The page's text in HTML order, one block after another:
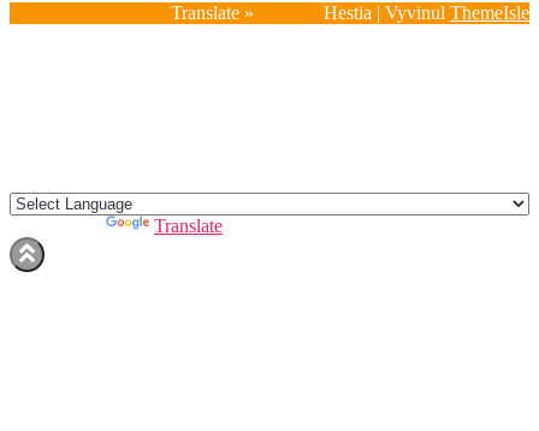
Hestia | Vyvinul ThemeIsle
Translate »
Translate